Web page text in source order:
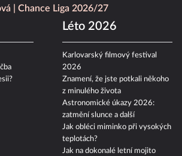
Chance Liga 2026/27
Léto 2026
Karlovarský filmový festival
2026
Znamení, že jste potkali někoho
z minulého života
Astronomické úkazy 2026:
zatmění slunce a další
Jak obléci miminko při vysokých
teplotách?
Jak na dokonalé letní mojito